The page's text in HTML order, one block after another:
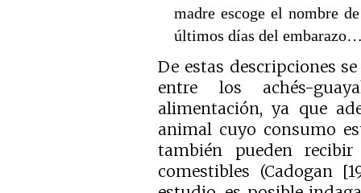
madre escoge el nombre
últimos días del
De estas descripciones
entre los achés-
alimentación, ya que
animal cuyo consumo
también pueden
comestibles (Cadogan